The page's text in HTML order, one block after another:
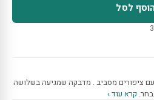
לסל
ציפורים מסביב . מדבקה שמגיעה בשלושה
קרא עוד ›